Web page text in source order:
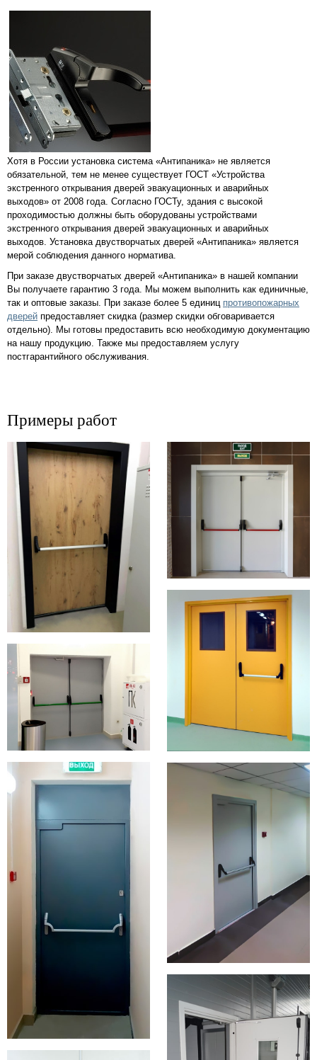
Хотя в России установка система «Антипаника» не является
обязательной, тем не менее существует ГОСТ «Устройства
экстренного открывания дверей эвакуационных и аварийных
выходов» от 2008 года. Согласно ГОСТу, здания с высокой
проходимостью должны быть оборудованы устройствами
экстренного открывания дверей эвакуационных и аварийных
выходов. Установка двустворчатых дверей «Антипаника» является
мерой соблюдения данного норматива.
При заказе двустворчатых дверей «Антипаника» в нашей компании
Вы получаете гарантию 3 года. Мы можем выполнить как единичные,
так и оптовые заказы. При заказе более 5 единиц противопожарных
дверей предоставляет скидка (размер скидки обговаривается
отдельно). Мы готовы предоставить всю необходимую документацию
на нашу продукцию. Также мы предоставляем услугу
постгарантийного обслуживания.
Примеры работ